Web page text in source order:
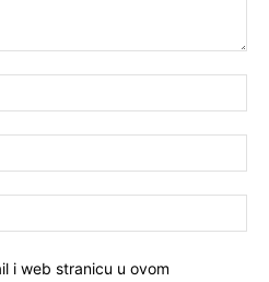
i web stranicu u ovom